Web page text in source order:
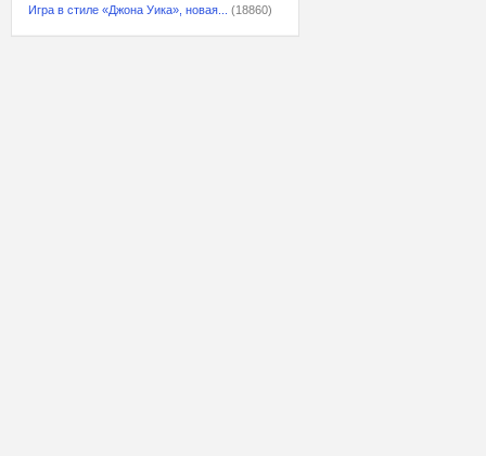
Игра в стиле «Джона Уика», новая...
(18860)